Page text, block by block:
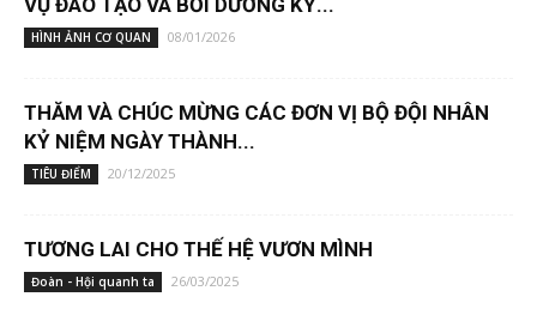
VỤ ĐÀO TẠO VÀ BỒI DƯỠNG KỸ...
HÌNH ẢNH CƠ QUAN 08/01/2026
THĂM VÀ CHÚC MỪNG CÁC ĐƠN VỊ BỘ ĐỘI NHÂN
KỶ NIỆM NGÀY THÀNH...
TIÊU ĐIỂM 20/12/2025
TƯƠNG LAI CHO THẾ HỆ VƯƠN MÌNH
Đoàn - Hội quanh ta 26/03/2025